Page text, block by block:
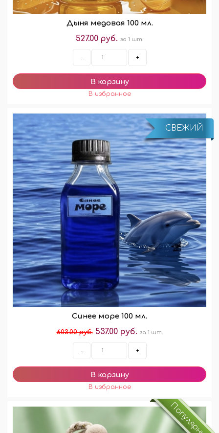
Дыня медовая 100 мл.
527.00 руб. за 1 шт.
- +
СВЕЖИЙ
Синее море 100 мл.
603.00 руб. 537.00 руб. за 1 шт.
- +
Популярный!